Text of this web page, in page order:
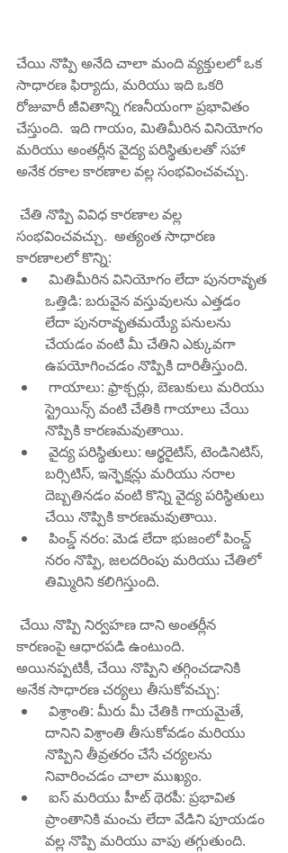
చేయి నొప్పి అనేది చాలా మంది వ్యక్తులలో ఒక
సాధారణ ఫిర్యాదు, మరియు ఇది ఒకరి
రోజువారీ జీవితాన్ని గణనీయంగా ప్రభావితం
చేస్తుంది.  ఇది గాయం, మితిమీరిన వినియోగం
మరియు అంతర్లీన వైద్య పరిస్థితులతో సహా
అనేక రకాల కారణాల వల్ల సంభవించవచ్చు.
సంభవించవచ్చు.  అత్యంత సాధారణ
కారణాలలో కొన్ని:
ఒత్తిడి: బరువైన వస్తువులను ఎత్తడం
లేదా పునరావృతమయ్యే పనులను
చేయడం వంటి మీ చేతిని ఎక్కువగా
ఉపయోగించడం నొప్పికి దారితీస్తుంది.
స్ట్రెయిన్స్ వంటి చేతికి గాయాలు చేయి
నొప్పికి కారణమవుతాయి.
బర్సిటిస్, ఇన్ఫెక్షన్లు మరియు నరాల
దెబ్బతినడం వంటి కొన్ని వైద్య పరిస్థితులు
చేయి నొప్పికి కారణమవుతాయి.
నరం నొప్పి, జలదరింపు మరియు చేతిలో
తిమ్మిరిని కలిగిస్తుంది.
కారణంపై ఆధారపడి ఉంటుంది.
అయినప్పటికీ, చేయి నొప్పిని తగ్గించడానికి
అనేక సాధారణ చర్యలు తీసుకోవచ్చు:
దానిని విశ్రాంతి తీసుకోవడం మరియు
నొప్పిని తీవ్రతరం చేసే చర్యలను
నివారించడం చాలా ముఖ్యం.
ప్రాంతానికి మంచు లేదా వేడిని పూయడం
వల్ల నొప్పి మరియు వాపు తగ్గుతుంది.